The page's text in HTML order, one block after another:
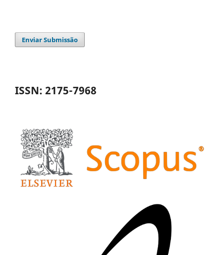
Enviar Submissão
ISSN: 2175-7968